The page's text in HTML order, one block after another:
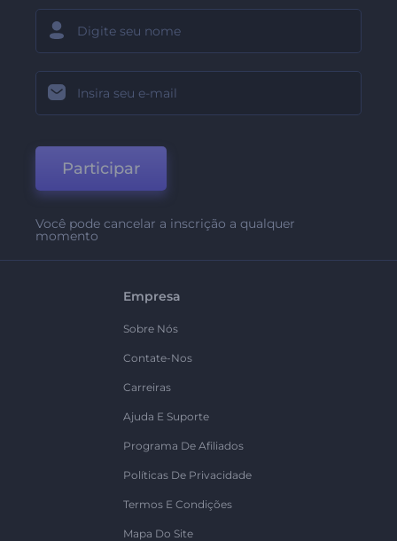
Participar
Você pode cancelar a inscrição a qualquer
momento
Empresa
Sobre Nós
Contate-Nos
Carreiras
Ajuda E Suporte
Programa De Afiliados
Políticas De Privacidade
Termos E Condições
Mapa Do Site